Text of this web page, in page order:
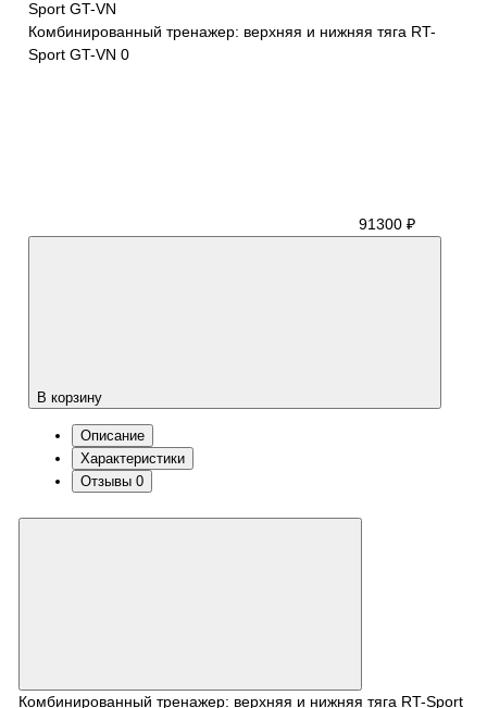
Комбинированный тренажер: верхняя и нижняя тяга RT-
Sport GT-VN 0
91300 ₽
В корзину
Описание
Характеристики
Отзывы 0
Комбинированный тренажер: верхняя и нижняя тяга RT-Sport